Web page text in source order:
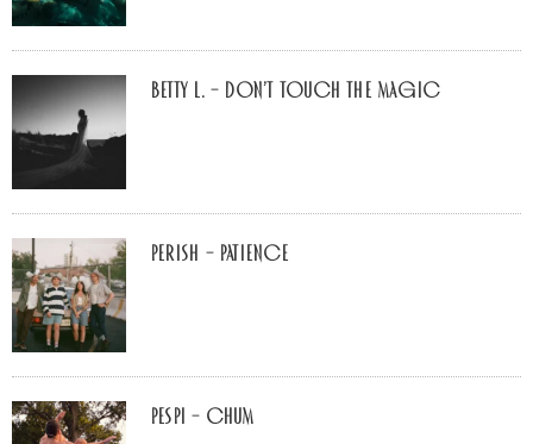
Betty L. – don’t touch the Magic
Perish – Patience
Pespi – Chum